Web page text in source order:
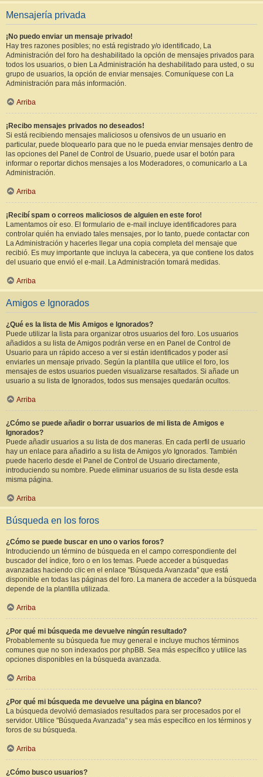
Mensajería privada
¡No puedo enviar un mensaje privado!
Hay tres razones posibles; no está registrado y/o identificado, La
Administración del foro ha deshabilitado la opción de mensajes privados para
todos los usuarios, o bien La Administración ha deshabilitado para usted, o su
grupo de usuarios, la opción de enviar mensajes. Comuníquese con La
Administración para más información.
Arriba
¡Recibo mensajes privados no deseados!
Si está recibiendo mensajes maliciosos u ofensivos de un usuario en
particular, puede bloquearlo para que no le pueda enviar mensajes dentro de
las opciones del Panel de Control de Usuario, puede usar el botón para
informar o reportar dichos mensajes a los Moderadores, o comunicarlo a La
Administración.
Arriba
¡Recibí spam o correos maliciosos de alguien en este foro!
Lamentamos oír eso. El formulario de e-mail incluye identificadores para
controlar quién ha enviado tales mensajes, por lo tanto, puede contactar con
La Administración y hacerles llegar una copia completa del mensaje que
recibió. Es muy importante que incluya la cabecera, ya que contiene los datos
del usuario que envió el e-mail. La Administración tomará medidas.
Arriba
Amigos e Ignorados
¿Qué es la lista de Mis Amigos e Ignorados?
Puede utilizar la lista para organizar otros usuarios del foro. Los usuarios
añadidos a su lista de Amigos podrán verse en en Panel de Control de
Usuario para un rápido acceso a ver si están identificados y poder así
enviarles un mensaje privado. Según la plantilla que utilice el foro, los
mensajes de estos usuarios pueden visualizarse resaltados. Si añade un
usuario a su lista de Ignorados, todos sus mensajes quedarán ocultos.
Arriba
¿Cómo se puede añadir o borrar usuarios de mi lista de Amigos e
Ignorados?
Puede añadir usuarios a su lista de dos maneras. En cada perfil de usuario
hay un enlace para añadirlo a su lista de Amigos y/o Ignorados. También
puede hacerlo desde el Panel de Control de Usuario directamente,
introduciendo su nombre. Puede eliminar usuarios de su lista desde esta
misma página.
Arriba
Búsqueda en los foros
¿Cómo se puede buscar en uno o varios foros?
Introduciendo un término de búsqueda en el campo correspondiente del
buscador del índice, foro o en los temas. Puede acceder a búsquedas
avanzadas haciendo clic en el enlace "Búsqueda Avanzada" que está
disponible en todas las páginas del foro. La manera de acceder a la búsqueda
depende de la plantilla utilizada.
Arriba
¿Por qué mi búsqueda me devuelve ningún resultado?
Probablemente su búsqueda fue muy general e incluye muchos términos
comunes que no son indexados por phpBB. Sea más específico y utilice las
opciones disponibles en la búsqueda avanzada.
Arriba
¿Por qué mi búsqueda me devuelve una página en blanco?
La búsqueda devolvió demasiados resultados para ser procesados por el
servidor. Utilice "Búsqueda Avanzada" y sea más específico en los términos y
foros de su búsqueda.
Arriba
¿Cómo busco usuarios?